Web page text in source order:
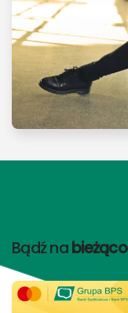
Bądź nabieżąco